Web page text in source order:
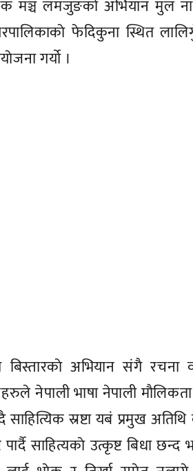
मञ्च लमजुङको अभियान मुल
फेदिकुना स्थित
गर्याे ।
अभियान संगै रचना
नेपाली भाषा नेपाली
स्रष्टा यबं प्रमुख
साहित्यकाे उत्कृष्ट बिधा छन्द